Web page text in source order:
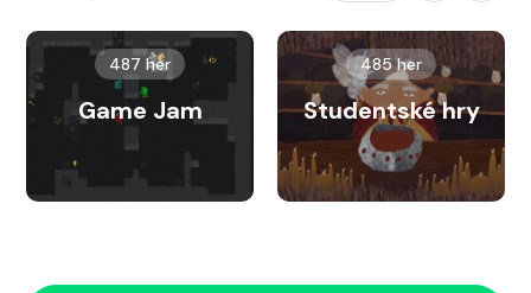
487 her
Game Jam
485 her
Studentské hry